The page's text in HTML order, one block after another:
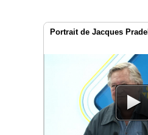
Portrait de Jacques Pradel